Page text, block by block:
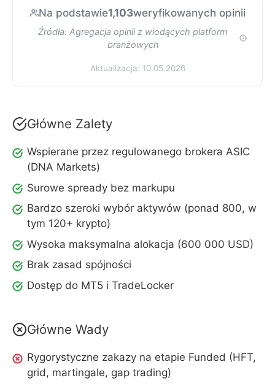
Na podstawie1,103weryfikowanych opinii
Źródła: Agregacja opinii z wiodących platform
branżowych
Aktualizacja: 10.05.2026
Główne Zalety
Wspierane przez regulowanego brokera ASIC
(DNA Markets)
Surowe spready bez markupu
Bardzo szeroki wybór aktywów (ponad 800, w
tym 120+ krypto)
Wysoka maksymalna alokacja (600 000 USD)
Brak zasad spójności
Dostęp do MT5 i TradeLocker
Główne Wady
Rygorystyczne zakazy na etapie Funded (HFT,
grid, martingale, gap trading)